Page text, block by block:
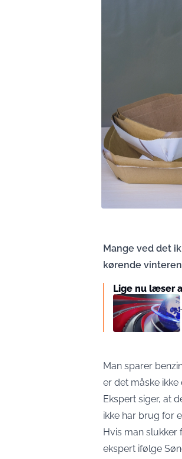
Mange ved det
kørende
Lige nu læser
Man sparer
er det måske
Ekspert siger, at
ikke har brug for
Hvis man
ekspert ifølge